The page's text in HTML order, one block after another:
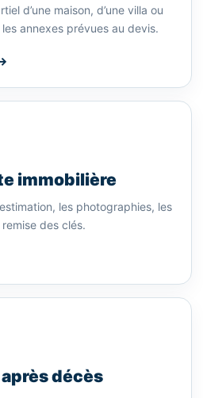
d’une maison, d’une villa ou
annexes prévues au devis.
immobilière
les photographies, les
des clés.
décès